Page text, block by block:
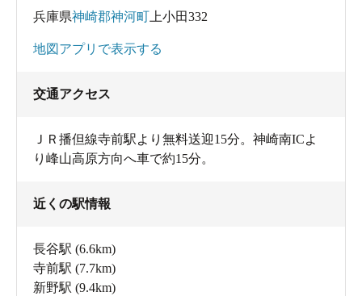
兵庫県神崎郡神河町 上小田332
地図アプリで表示する
交通アクセス
ＪＲ播但線寺前駅より無料送迎15分。神崎南ICよ
り峰山高原方向へ車で約15分。
近くの駅情報
長谷駅 (6.6km)
寺前駅 (7.7km)
新野駅 (9.4km)